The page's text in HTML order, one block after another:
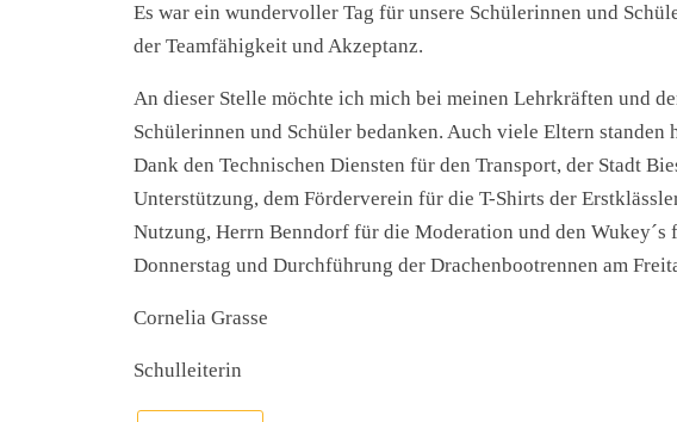
Es war ein wundervoller Tag für unsere Schülerinnen und
der Teamfähigkeit und Akzeptanz.
An dieser Stelle möchte ich mich bei meinen Lehrkräften und
Schülerinnen und Schüler bedanken. Auch viele Eltern
Dank den Technischen Diensten für den Transport, der Stadt
Unterstützung, dem Förderverein für die T-Shirts der
Nutzung, Herrn Benndorf für die Moderation und den
Donnerstag und Durchführung der Drachenbootrennen am
Cornelia Grasse
Schulleiterin